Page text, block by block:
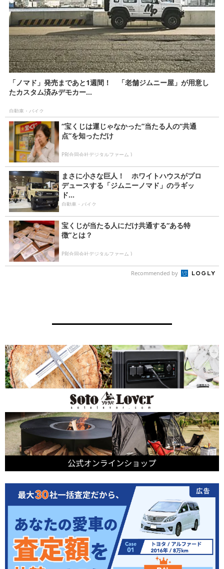
「ノマド」発売まであと1週間！ 「老舗ジムニー屋」が用意し
たカスタム済みデモカー...
自動車・バイク
“宝くじは運じゃなかった”当たる人の“共通
点”を知っただけ
PR(合同会社デジタルファーム )
まさに小さな巨人！ ホワイトハウスがプロ
デュースする「ジムニーノマド」のラギッ
ド...
自動車・バイク
宝くじが当たる人にだけ共通する“ある特
徴”とは？
PR(合同会社デジタルファーム )
Recommended by